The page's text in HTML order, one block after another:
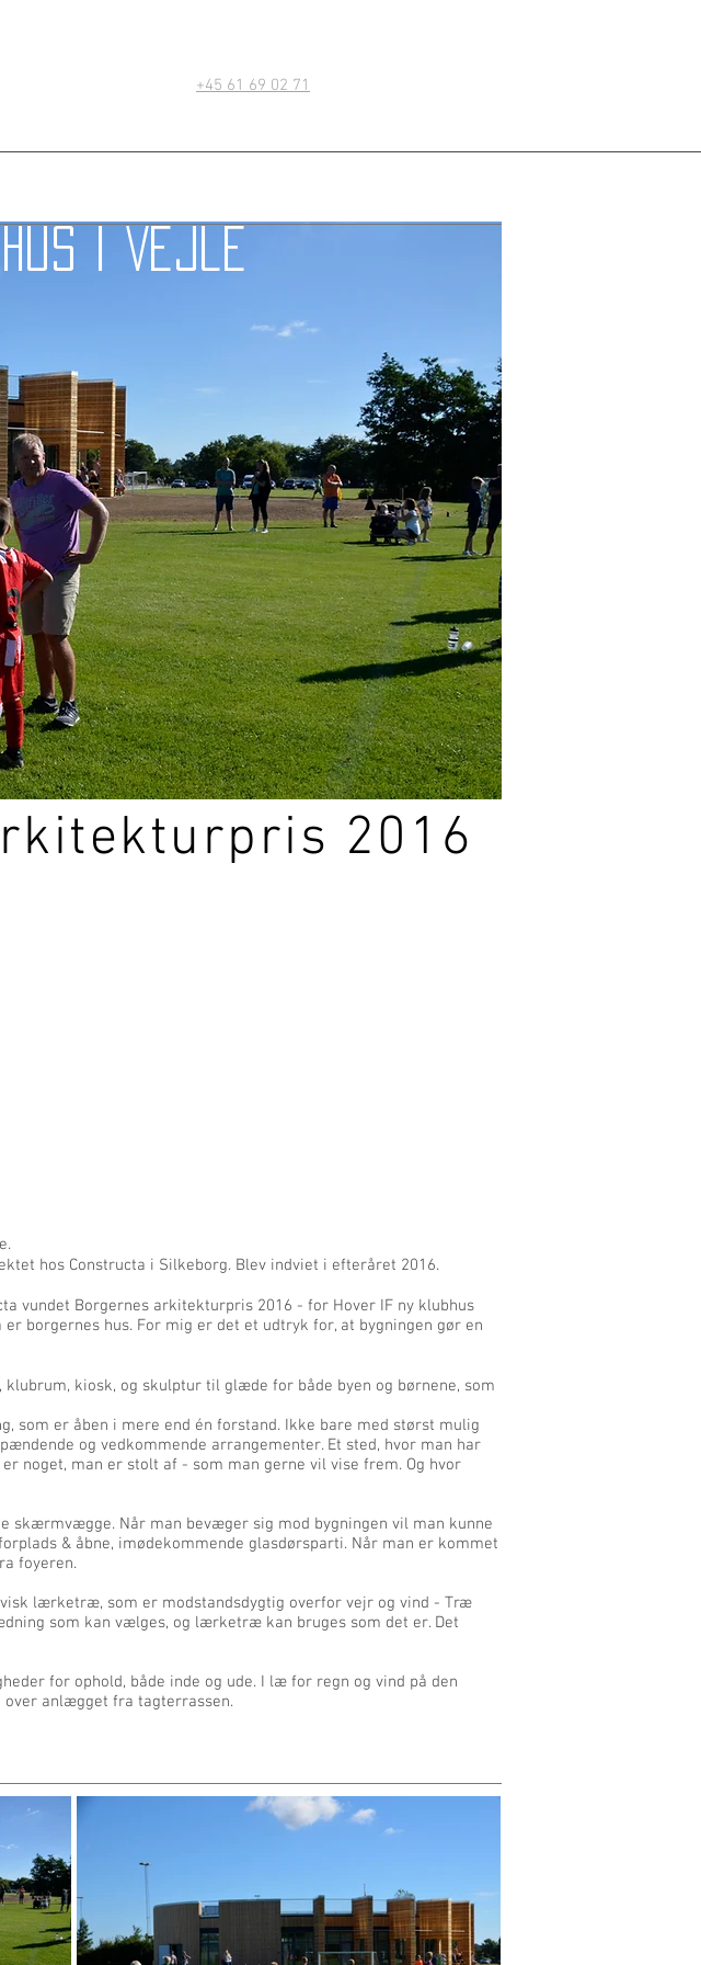
+45 61 69 02 71
i Vejle
2016
hos Constructa i Silkeborg. Blev indviet i efteråret 2016.
vundet Borgernes arkitekturpris 2016 - for Hover IF ny klubhus
borgernes hus. For mig er det et udtryk for, at bygningen gør en
kiosk, og skulptur til glæde for både byen og børnene, som
som er åben i mere end én forstand. Ikke bare med størst mulig
og vedkommende arrangementer. Et sted, hvor man har
noget, man er stolt af - som man gerne vil vise frem. Og hvor
skærmvægge. Når man bevæger sig mod bygningen vil man kunne
& åbne, imødekommende glasdørsparti. Når man er kommet
foyeren.
lærketræ, som er modstandsdygtig overfor vejr og vind - Træ
som kan vælges, og lærketræ kan bruges som det er. Det
for ophold, både inde og ude. I læ for regn og vind på den
over anlægget fra tagterrassen.